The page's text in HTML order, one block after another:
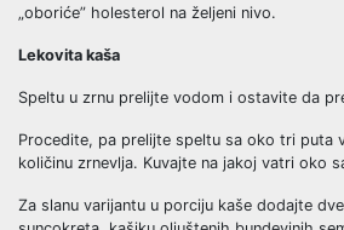
„oboriće” holesterol na željeni nivo.
Lekovita kaša
Speltu u zrnu prelijte vodom i ostavite da
Procedite, pa prelijte speltu sa oko tri puta
količinu zrnevlja. Kuvajte na jakoj vatri oko
Za slanu varijantu u porciju kaše dodajte